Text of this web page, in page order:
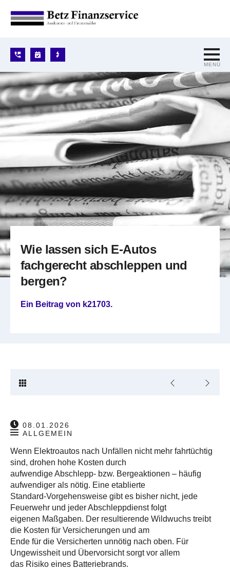
Wie lassen sich E-Autos
fachgerecht abschleppen und
bergen?
Ein Beitrag von k21703.
08.01.2026
ALLGEMEIN
Wenn Elektroautos nach Unfällen nicht mehr fahrtüchtig
sind, drohen hohe Kosten durch
aufwendige Abschlepp- bzw. Bergeaktionen – häufig
aufwendiger als nötig. Eine etablierte
Standard-Vorgehensweise gibt es bisher nicht, jede
Feuerwehr und jeder Abschleppdienst folgt
eigenen Maßgaben. Der resultierende Wildwuchs treibt
die Kosten für Versicherungen und am
Ende für die Versicherten unnötig nach oben. Für
Ungewissheit und Übervorsicht sorgt vor allem
das Risiko eines Batteriebrands.